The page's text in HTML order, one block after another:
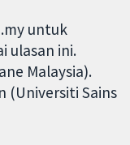
untuk
ulasan ini.
Malaysia).
(Universiti Sains